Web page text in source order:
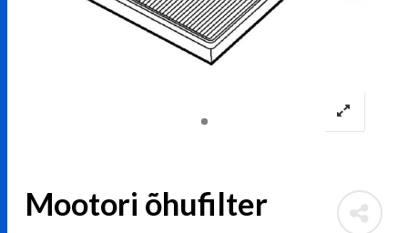
Mootori õhufilter